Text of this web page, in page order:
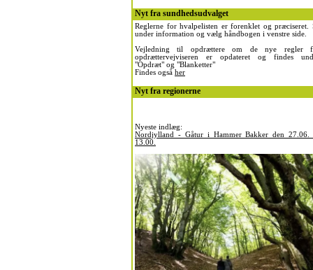
Nyt fra sundhedsudvalget
Reglerne for hvalpelisten er forenklet og præciseret.
under information og vælg håndbogen i venstre side.
Vejledning til opdrættere om de nye regler
opdrættervejviseren er opdateret og findes
"Opdræt" og "Blanketter"
Findes også her
Nyt fra regionerne
Nyeste indlæg:
Nordjylland - Gåtur i Hammer Bakker den 27.06.
13.00.